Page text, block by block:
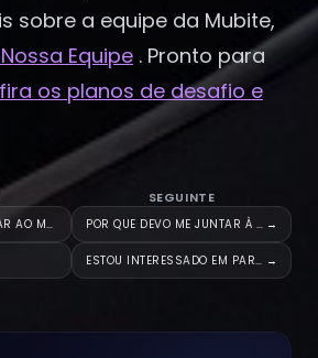
sobre a equipe da Mubite,
Equipe . Pronto para
os planos de desafio e
QUEM PODE SE JUNTAR AO MUBITE?
SEGUINTE
POR QUE DEVO ME JUNTAR À MUBIT →
ESTOU INTERESSADO EM PARTICIPA →